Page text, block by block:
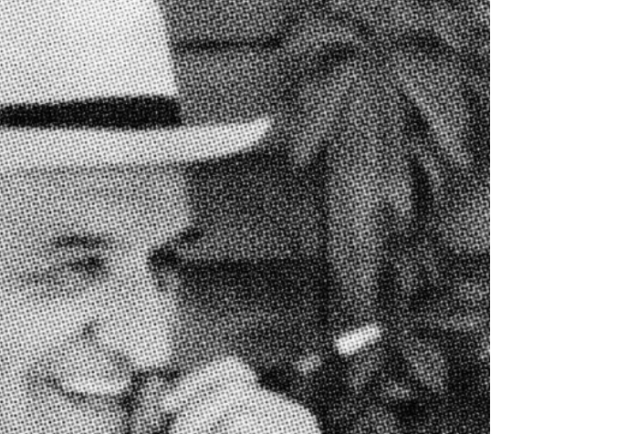
Literatura
Medioambiente
Narrativas visuales
Pensamiento
Pensamiento ilustrado
Personaje
Personajes secundarios
Política
Relecturas
Sociedad
Turismo accidental
Vidas paralelas
Voces y lecturas